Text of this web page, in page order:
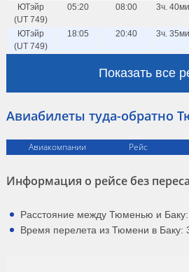
ЮТэйр
(UT 749)
05:20 08:00 3ч.
ЮТэйр
(UT 749)
18:05 20:40 3ч.
Показать все
Авиабилеты туда-обратно
Авиакомпании Рейс
Информация о рейсе без
Расстояние между Тюменью и Баку:
Время перелета из Тюмени в Баку: